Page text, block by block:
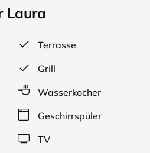
Laura
Terrasse
Grill
Wasserkocher
Geschirrspüler
TV